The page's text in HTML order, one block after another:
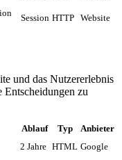
Session HTTP Website
und das Nutzererlebnis
Entscheidungen zu
Ablauf Typ
Anbieter
2 Jahre HTML Google